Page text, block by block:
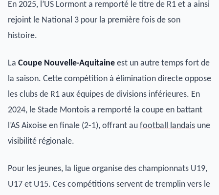
En 2025, l’US Lormont a remporté le titre de R1 et a ainsi
rejoint le National 3 pour la première fois de son
histoire.
La Coupe Nouvelle-Aquitaine est un autre temps fort de
la saison. Cette compétition à élimination directe oppose
les clubs de R1 aux équipes de divisions inférieures. En
2024, le Stade Montois a remporté la coupe en battant
l’AS Aixoise en finale (2-1), offrant au football landais une
visibilité régionale.
Pour les jeunes, la ligue organise des championnats U19,
U17 et U15. Ces compétitions servent de tremplin vers le